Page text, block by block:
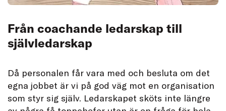
Från coachande ledarskap till
självledarskap
Då personalen får vara med och besluta om det
egna jobbet är vi på god väg mot en organisation
som styr sig själv. Ledarskapet sköts inte längre